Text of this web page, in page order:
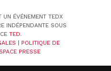
UN ÉVÉNEMENT TEDX
INDÉPENDANTE SOUS
TED.
POLITIQUE DE
PRESSE